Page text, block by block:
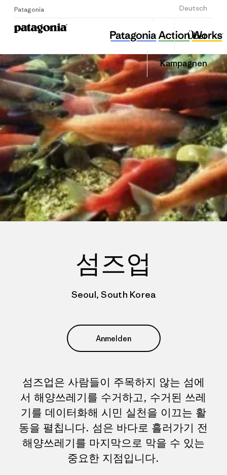
Patagonia Deutsch
Anmelden
Über
Kampagnen
섬즈업
Diesen
Beitrag
Auf
teilen
섬즈업
Seoul, South Korea
Anmelden
섬즈업은 사람들이 주목하지 않는 섬에
서 해양쓰레기를 수거하고, 수거된 쓰레
기를 데이터화해 시민 실천을 이끄는 활
동을 펼칩니다. 섬은 바다로 흘러가기 전
해양쓰레기를 마지막으로 막을 수 있는
중요한 지점입니다.